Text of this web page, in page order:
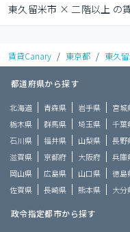
東久留米市 × 二階以上 の
賃貸Canary / 東京都 / 東久
都道府県から探す
北海道 青森県 岩手県 宮城
栃木県
群馬県 埼玉県 千葉
石川県
福井県 山梨県 長野
滋賀県
京都府 大阪府 兵庫
岡山県
広島県 山口県 徳島
佐賀県
長崎県 熊本県 大分
政令指定都市から探す